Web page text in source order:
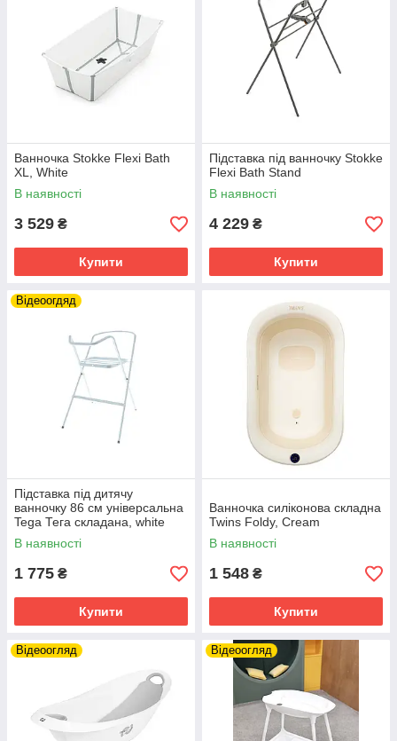
Ванночка Stokke Flexi Bath
XL, White
В наявності
3 529 ₴
Купити
Підставка під ванночку Stokke
Flexi Bath Stand
В наявності
4 229 ₴
Купити
Відеоогдяд
Підставка під дитячу
ванночку 86 см універсальна
Tega Тега складана, white
В наявності
1 775 ₴
Купити
Ванночка силіконова складна
Twins Foldy, Cream
В наявності
1 548 ₴
Купити
Відеоогляд Відеоогляд